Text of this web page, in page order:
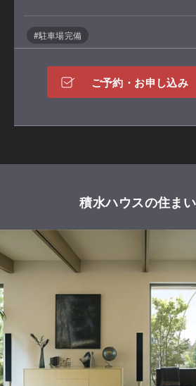
#駐車場完備
ご予約・お申し込み
積水ハウスの住ま